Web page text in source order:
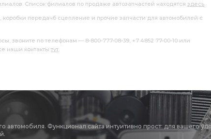
Список филиалов по продаже автозапчастей находятся здесь.
коробки передачб сцепление и прочие запчасти для автомобилей с
звоните по телефонам — 8-800-777-08-39, +7 4852 77-00-10 или
наши контакты тут.
Функционал сайта интуитивно прост: для вашего